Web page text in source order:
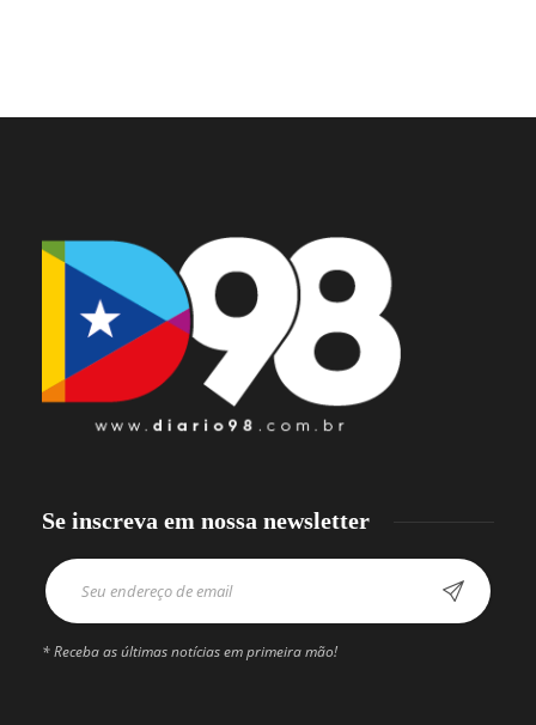
Se inscreva em nossa newsletter
* Receba as últimas notícias em primeira mão!